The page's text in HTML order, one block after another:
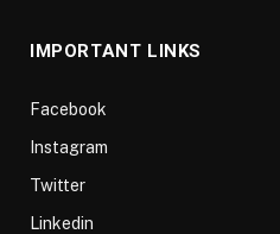
IMPORTANT LINKS
Facebook
Instagram
Twitter
Linkedin